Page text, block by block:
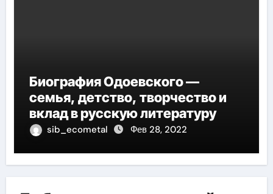
Биография Одоевского —
семья, детство, творчество и
вклад в русскую литературу
sib_ecometal Фев 28, 2022